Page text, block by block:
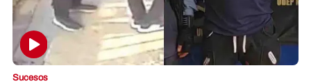
Sucesos